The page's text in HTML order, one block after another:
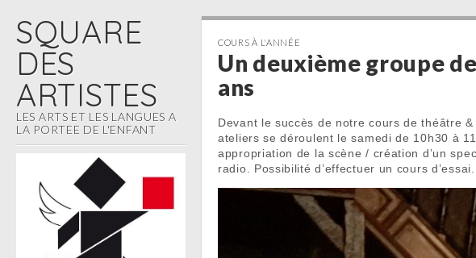
SQUARE
DES
ARTISTES
LES ARTS ET LES LANGUES A
LA PORTEE DE L'ENFANT
COURS À L'ANNÉE
Un deuxième groupe
ans
Devant le succès de notre cours de théâtre
ateliers se déroulent le samedi de 10h30 à
appropriation de la scène / création d’un
radio. Possibilité d’effectuer un cours